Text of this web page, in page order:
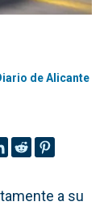
de Alicante
a su